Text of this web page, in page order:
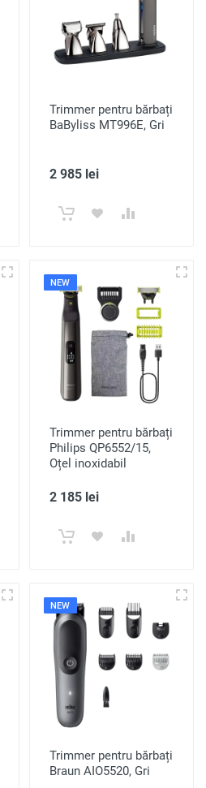
Trimmer pentru bărbați
BaByliss MT996E, Gri
2 985 lei
NEW
Trimmer pentru bărbați
Philips QP6552/15,
Oțel inoxidabil
2 185 lei
NEW
Trimmer pentru bărbați
Braun AIO5520, Gri